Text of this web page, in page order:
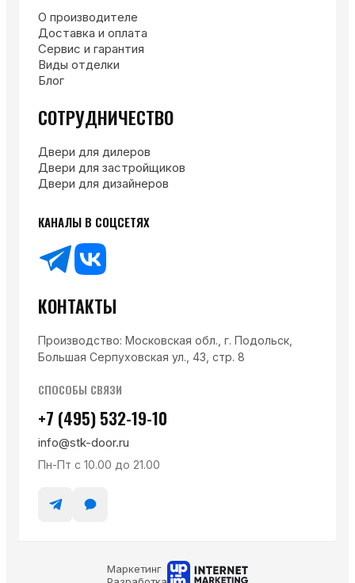
О производителе
Доставка и оплата
Сервис и гарантия
Виды отделки
Блог
СОТРУДНИЧЕСТВО
Двери для дилеров
Двери для застройщиков
Двери для дизайнеров
КАНАЛЫ В СОЦСЕТЯХ
КОНТАКТЫ
Производство: Московская обл., г. Подольск,
Большая Серпуховская ул., 43, стр. 8
СПОСОБЫ СВЯЗИ
+7 (495) 532-19-10
info@stk-door.ru
Пн-Пт с 10.00 до 21.00
Маркетинг